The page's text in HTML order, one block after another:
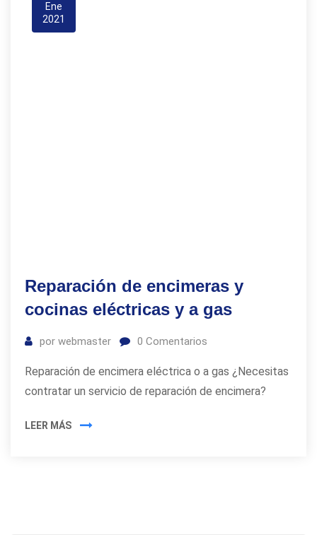
Ene
2021
Reparación de encimeras y
cocinas eléctricas y a gas
por webmaster 0 Comentarios
Reparación de encimera eléctrica o a gas ¿Necesitas
contratar un servicio de reparación de encimera?
LEER MÁS